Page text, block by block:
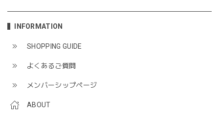
INFORMATION
SHOPPING GUIDE
よくあるご質問
メンバーシップページ
ABOUT